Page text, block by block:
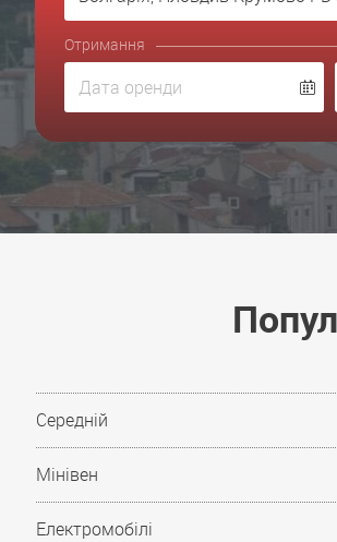
Отримання
Середній
Мінівен
Електромобілі